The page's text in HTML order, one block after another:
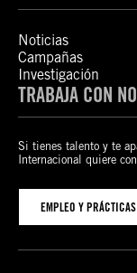
Noticias
Campañas
Investigación
TRABAJA CON
Si tienes talento y te
Internacional quiere
EMPLEO Y PRÁCTICAS